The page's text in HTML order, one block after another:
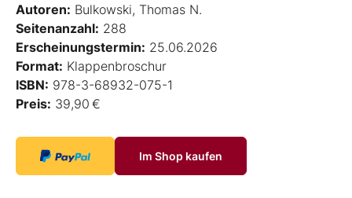
Autoren: Bulkowski, Thomas N.
Seitenanzahl: 288
Erscheinungstermin: 25.06.2026
Format: Klappenbroschur
ISBN: 978-3-68932-075-1
Preis: 39,90 €
Im Shop kaufen